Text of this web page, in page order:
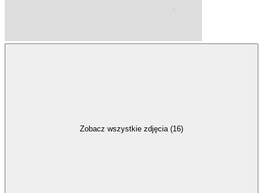
Zobacz wszystkie zdjęcia (16)